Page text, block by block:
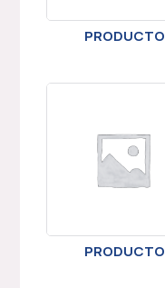
PRODUCTO
PRODUCTO